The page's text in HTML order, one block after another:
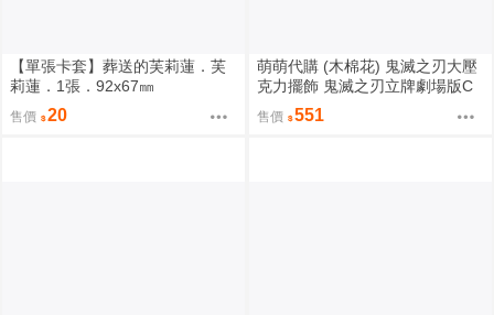
【單張卡套】葬送的芙莉蓮．芙
莉蓮．1張．92x67㎜
售價 20
萌萌代購 (木棉花) 鬼滅之刃大壓
克力擺飾 鬼滅之刃立牌劇場版C
款(善逸+獪岳)
售價 551